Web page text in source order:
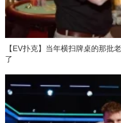
【EV扑克】当年横扫牌桌的那批
了